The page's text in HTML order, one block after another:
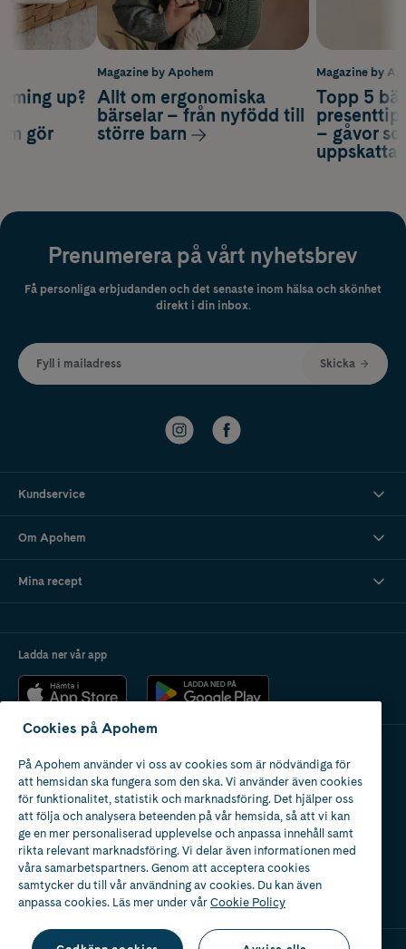
Magazine by
Topp 5
– gåvor
up?
gör
Magazine by Apohem
Allt om ergonomiska
bärselar – från nyfödd till
större barn
Prenumerera på vårt nyhetsbrev
Få personliga erbjudanden och det senaste inom hälsa och skönhet
direkt i din inbox.
Fyll i mailadress Skicka
Kundservice
Om Apohem
Mina recept
Ladda ner vår app
Apotek med tillstånd
av Läkemedelsverket
Cookies på Apohem
På Apohem använder vi oss av cookies som är nödvändiga för
att hemsidan ska fungera som den ska. Vi använder även cookies
för funktionalitet, statistik och marknadsföring. Det hjälper oss
att följa och analysera beteenden på vår hemsida, så att vi kan
ge en mer personaliserad upplevelse och anpassa innehåll samt
rikta relevant marknadsföring. Vi delar även informationen med
våra samarbetspartners. Genom att acceptera cookies
samtycker du till vår användning av cookies. Du kan även
anpassa cookies. Läs mer under vårCookie Policy